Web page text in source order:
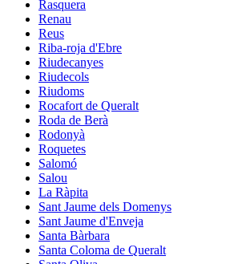
Rasquera
Renau
Reus
Riba-roja d'Ebre
Riudecanyes
Riudecols
Riudoms
Rocafort de Queralt
Roda de Berà
Rodonyà
Roquetes
Salomó
Salou
La Ràpita
Sant Jaume dels Domenys
Sant Jaume d'Enveja
Santa Bàrbara
Santa Coloma de Queralt